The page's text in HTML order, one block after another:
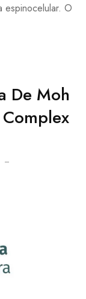
espinocelular. O
De Moh